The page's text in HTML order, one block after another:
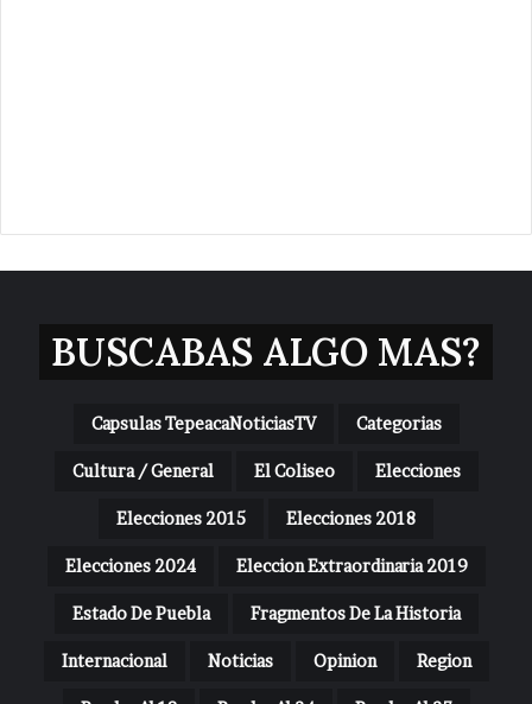
BUSCABAS ALGO MAS?
Capsulas TepeacaNoticiasTV Categorias
Cultura / General El Coliseo Elecciones
Elecciones 2015 Elecciones 2018
Elecciones 2024 Eleccion Extraordinaria 2019
Estado De Puebla Fragmentos De La Historia
Internacional Noticias Opinion Region